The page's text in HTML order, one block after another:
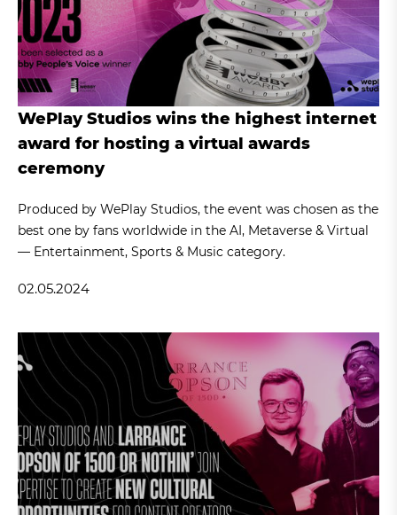
WePlay Studios wins the highest internet
award for hosting a virtual awards
ceremony
Produced by WePlay Studios, the event was chosen as the
best one by fans worldwide in the AI, Metaverse & Virtual
— Entertainment, Sports & Music category.
02.05.2024